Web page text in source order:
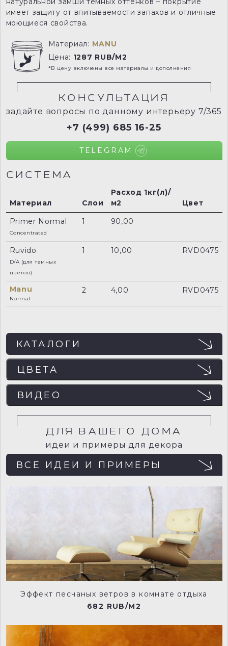
имеет защиту от впитываемости запахов и отличные
моющиеся свойства.
Материал: MANU
Цена: 1287 RUB/M2
*В цену включены все материалы и дополнения
КОНСУЛЬТАЦИЯ
задайте вопросы по данному интерьеру 7/365
+7 (499) 685 16-25
TELEGRAM
СИСТЕМА
Материал Слои
Расход 1кг(л)/
м2
Цвет
Primer Normal
Concentrated
1 90,00
Ruvido
D/A (для темных
цветов)
1 10,00 RVD0475
Manu
Normal
2 4,00 RVD0475
КАТАЛОГИ
ЦВЕТА
ЦВЕТА
Отображение цвета на мониторе может не
совпадать с реальным, поэтому рекомендуем
заказывать пробный образец (выкрас) для точного
определения цвета.
240-true-taupe-manu 149-slaked-lime-mid-manu
118-dark-lead-colour-manu
ВИДЕО
ВИДЕО
Для загрузки внешнего содержимого
Изменить настройки cookies
ДЛЯ ВАШЕГО ДОМА
идеи и примеры для декора
ВСЕ ИДЕИ И ПРИМЕРЫ
Эффект песчаных ветров в комнате отдыха
682 RUB/M2